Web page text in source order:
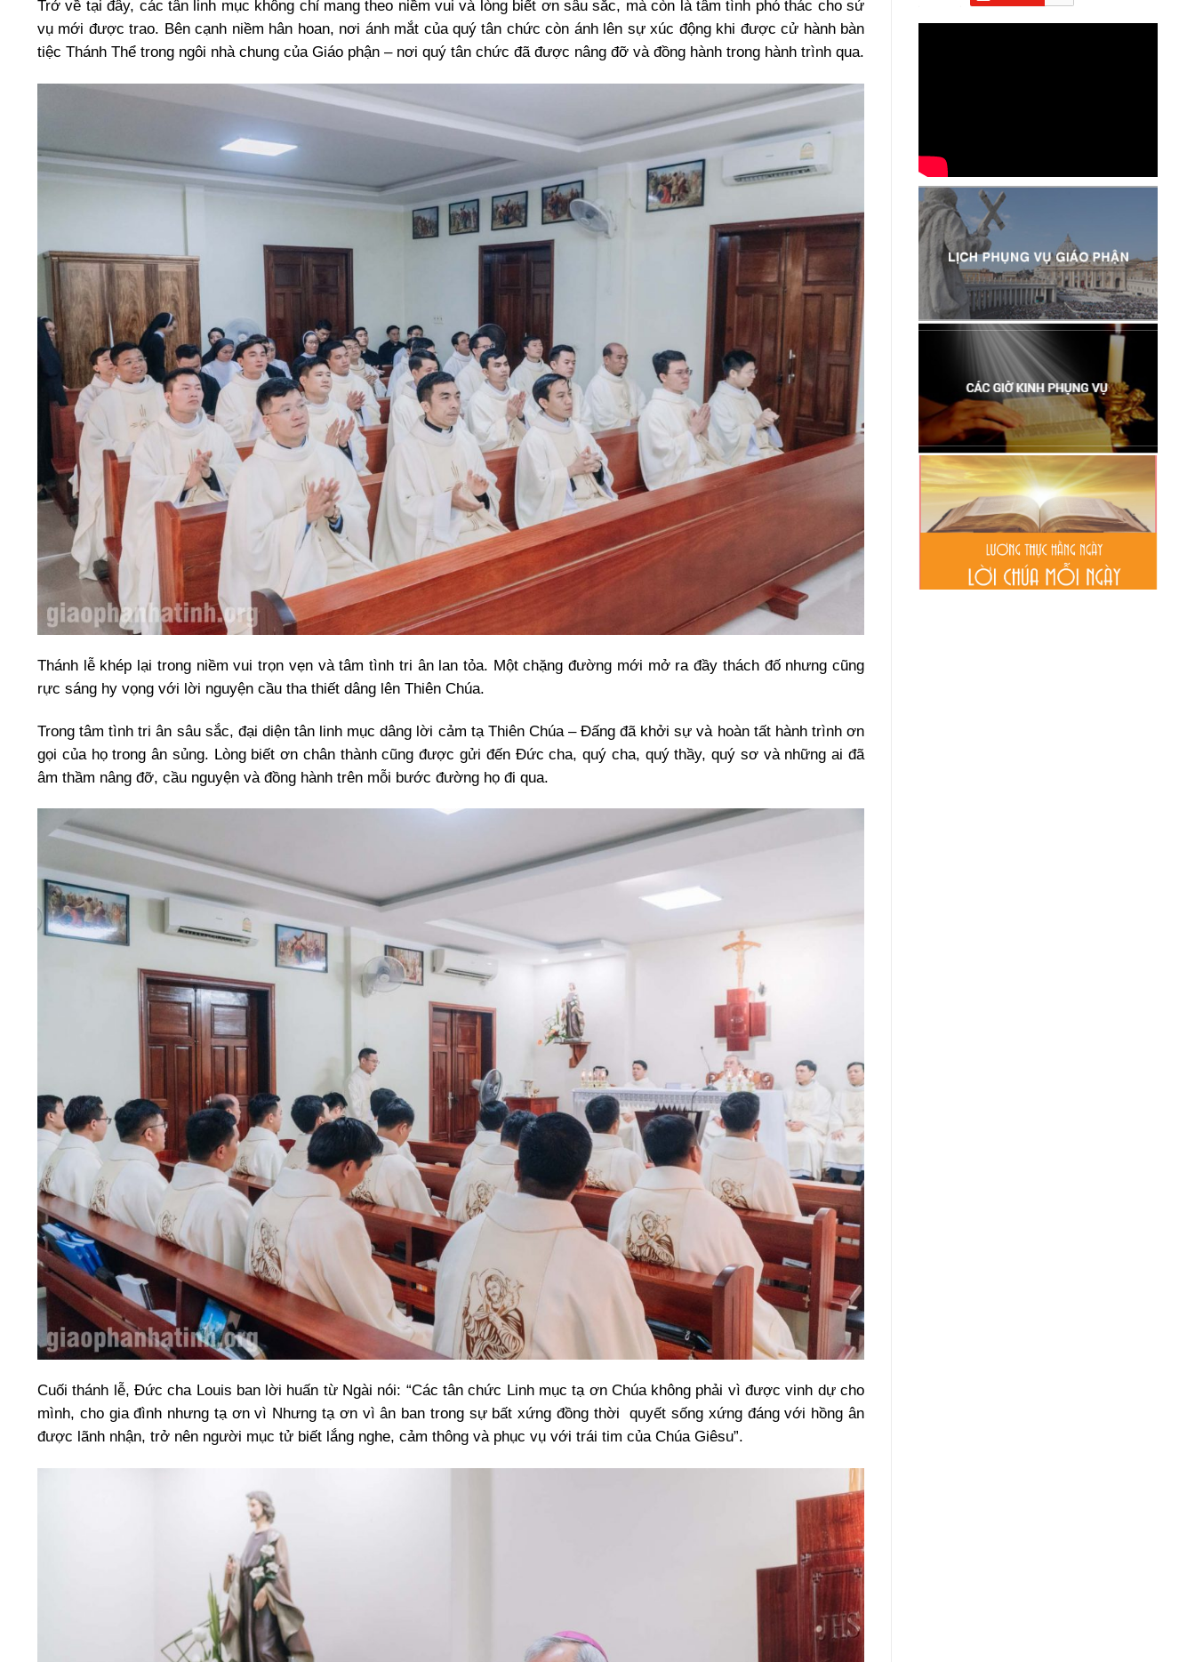
Trở về tại đây, các tân linh mục không chỉ mang theo niềm vui và lòng biết ơn sâu sắc, mà còn là tâm tình phó thác cho sứ
vụ mới được trao. Bên cạnh niềm hân hoan, nơi ánh mắt của quý tân chức còn ánh lên sự xúc động khi được cử hành bàn
tiệc Thánh Thể trong ngôi nhà chung của Giáo phận – nơi quý tân chức đã được nâng đỡ và đồng hành trong hành trình qua.
Thánh lễ khép lại trong niềm vui trọn vẹn và tâm tình tri ân lan tỏa. Một chặng đường mới mở ra đầy thách đố nhưng cũng
rực sáng hy vọng với lời nguyện cầu tha thiết dâng lên Thiên Chúa.
Trong tâm tình tri ân sâu sắc, đại diện tân linh mục dâng lời cảm tạ Thiên Chúa – Đấng đã khởi sự và hoàn tất hành trình ơn
gọi của họ trong ân sủng. Lòng biết ơn chân thành cũng được gửi đến Đức cha, quý cha, quý thầy, quý sơ và những ai đã
âm thầm nâng đỡ, cầu nguyện và đồng hành trên mỗi bước đường họ đi qua.
Cuối thánh lễ, Đức cha Louis ban lời huấn từ Ngài nói: “Các tân chức Linh mục tạ ơn Chúa không phải vì được vinh dự cho
mình, cho gia đình nhưng tạ ơn vì Nhưng tạ ơn vì ân ban trong sự bất xứng đồng thời quyết sống xứng đáng với hồng ân
được lãnh nhận, trở nên người mục tử biết lắng nghe, cảm thông và phục vụ với trái tim của Chúa Giêsu”.